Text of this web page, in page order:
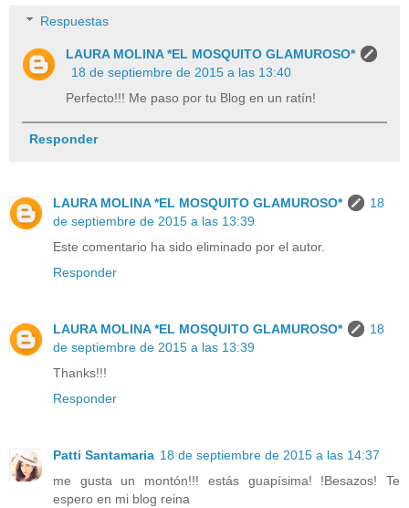
Respuestas
LAURA MOLINA *EL MOSQUITO GLAMUROSO*
18 de septiembre de 2015 a las 13:40
Perfecto!!! Me paso por tu Blog en un ratín!
Responder
LAURA MOLINA *EL MOSQUITO GLAMUROSO*
18
de septiembre de 2015 a las 13:39
Este comentario ha sido eliminado por el autor.
Responder
LAURA MOLINA *EL MOSQUITO GLAMUROSO*
18
de septiembre de 2015 a las 13:39
Thanks!!!
Responder
Patti Santamaria 18 de septiembre de 2015 a las 14:37
me gusta un montón!!! estás guapísima! !Besazos! Te
espero en mi blog reina